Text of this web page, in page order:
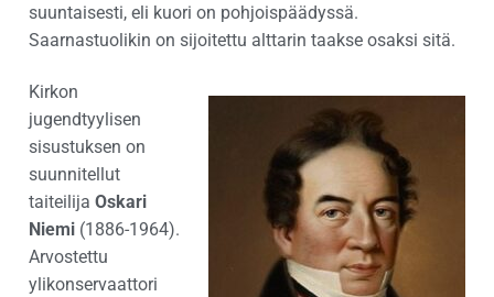
suuntaisesti, eli kuori on pohjoispäädyssä.
Saarnastuolikin on sijoitettu alttarin taakse osaksi sitä.
Kirkon
jugendtyylisen
sisustuksen on
suunnitellut
taiteilija Oskari
Niemi (1886-1964).
Arvostettu
ylikonservaattori